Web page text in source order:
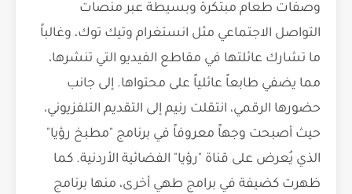
وصفات طعام مبتكرة وبسيطة عبر منصات
التواصل الاجتماعي مثل انستغرام وتيك توك، وغالباً
ما تشارك عائلتها في مقاطع الفيديو التي تنشرها،
مما يضفي طابعاً عائلياً على محتواها. إلى جانب
حضورها الرقمي، انتقلت رنيم إلى التقديم التلفزيوني،
حيث أصبحت وجهاً معروفاً في برنامج "مطبخ رؤيا"
الذي يُعرض على قناة "رؤيا" الفضائية الأردنية. كما
ظهرت كضيفة في برامج طهي أخرى، منها برنامج